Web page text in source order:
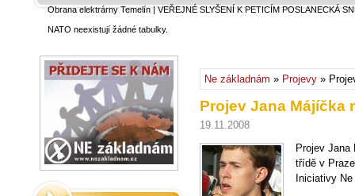
Obrana elektrárny Temelín|VEŘEJNÉ SLYŠENÍ K PETICÍM POSLANECKÁ
NATO neexistují žádné tabulky.
Ne základnám » Projevy »
Projev Jana Májíčka
19.11.2008
Projev Jana
třídě v
Iniciativy